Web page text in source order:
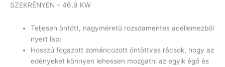
SZEKRÉNYEN – 46,9 KW
Teljesen öntött, nagyméretű rozsdamentes acéllemezből
nyert lap;
Hosszú fogazott zománcozott öntöttvas rácsok, hogy az
edényeket könnyen lehessen mozgatni az egyik égő és